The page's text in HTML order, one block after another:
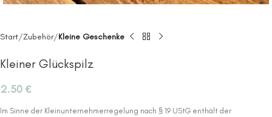
Start Zubehör Kleine Geschenke
Kleiner Glückspilz
2.50 €
Im Sinne der Kleinunternehmerregelung nach § 19 UStG enthält der